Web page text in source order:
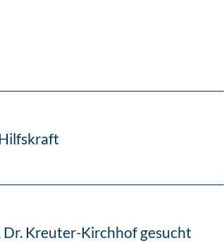
Kreuter-Kirchhof gesucht